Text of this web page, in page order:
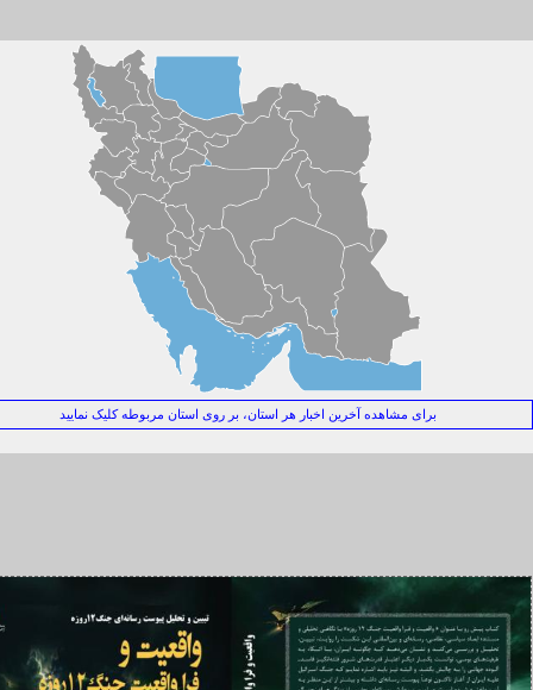
بزرگ سیاسی در میانه آتش!
جان مرشایمر پذیرش تفاهم‌نامه ۱۷ ژوئن توسط ایران را یک «خطای محاسباتی راهبردی» می‌داند؟+فیلم
متجاوز فراموش می‌شود!
عطوان: چرا باید به حرکت جدید میانجی ها مشکوک باشیم؟
و سقوط اخلاق سیاسی آمریکا
عبور از بحران‌ها
ترامپ برای جنگ‌های بی‌پایان
سیاستمدار بحران یا بحرانِ سیاست؟
و راهبرد آشوب
سوم؛ جنگ اراده‌ها و نبرد برای تغییر موازنه قدرت
خوان جهانی برای مطالبه اجرای عدالت
برای مشاهده آخرین اخبار هر استان، بر روی استان مربوطه کلیک نمایید